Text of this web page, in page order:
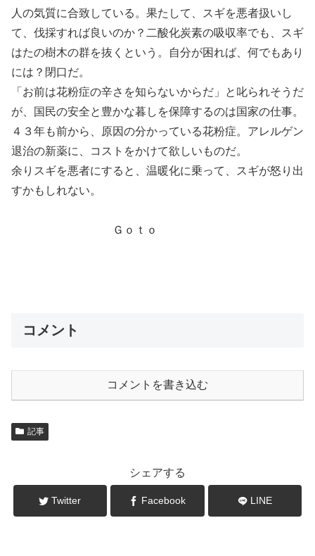
人の気質に合致している。果たして、スギを悪者扱いし
て、伐採すれば良いのか？二酸化炭素の吸収率でも、スギ
はたの樹木の群を抜くという。自分が困れば、何でもあり
には？閉口だ。
「お前は花粉症の辛さを知らないからだ」と叱られそうだ
が、国民の安全と豊かな暮しを保障するのは国家の仕事。
４３年も前から、原因の分かっている花粉症。アレルゲン
退治の新薬に、コストをかけて欲しいものだ。
余りスギを悪者にすると、温暖化に乗って、スギが怒り出
すかもしれない。
Ｇｏｔｏ
コメント
コメントを書き込む
記事
シェアする
Twitter Facebook LINE